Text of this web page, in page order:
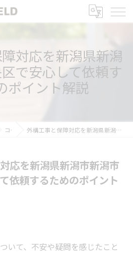
対応を新潟県新潟
で安心して依頼す
ポイント解説
コラム 外構工事と保障対応を新潟県新潟市新潟市中央区で安心して依頼するためのポイント解説
応を新潟県新潟市新潟市
依頼するためのポイント
いて、不安や疑問を感じたこと